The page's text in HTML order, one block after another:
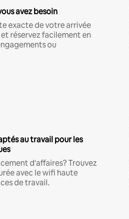
avez besoin
exacte de votre arrivée
réservez facilement en
ou
au travail pour les
d'affaires? Trouvez
avec le wifi haute
de travail.